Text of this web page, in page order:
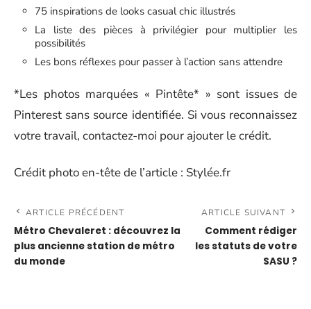
75 inspirations de looks casual chic illustrés
La liste des pièces à privilégier pour multiplier les
possibilités
Les bons réflexes pour passer à l’action sans attendre
*Les photos marquées « Pintête* » sont issues de
Pinterest sans source identifiée. Si vous reconnaissez
votre travail, contactez-moi pour ajouter le crédit.
Crédit photo en-tête de l’article : Stylée.fr
ARTICLE PRÉCÉDENT
Métro Chevaleret : découvrez la
plus ancienne station de métro
du monde
ARTICLE SUIVANT
Comment rédiger
les statuts de votre
SASU ?